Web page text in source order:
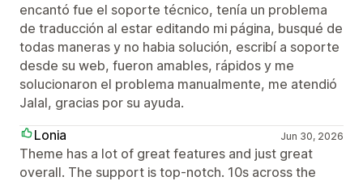
encantó fue el soporte técnico, tenía un problema
de traducción al estar editando mi página, busqué de
todas maneras y no habia solución, escribí a soporte
desde su web, fueron amables, rápidos y me
solucionaron el problema manualmente, me atendió
Jalal, gracias por su ayuda.
Lonia
Jun 30, 2026
Theme has a lot of great features and just great
overall. The support is top-notch. 10s across the